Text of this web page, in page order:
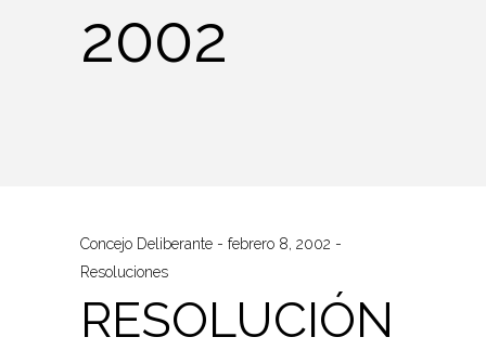
2002
Concejo Deliberante
febrero 8, 2002
Resoluciones
RESOLUCIÓN